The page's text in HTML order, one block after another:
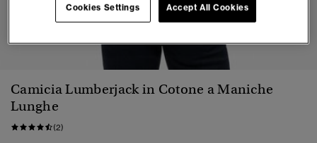
Camicia Lumberjack in Cotone a Maniche
Lunghe
(2)
Cookies Settings Accept All Cookies